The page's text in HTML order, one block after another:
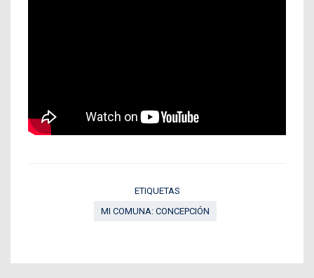
ETIQUETAS
MI COMUNA: CONCEPCIÓN